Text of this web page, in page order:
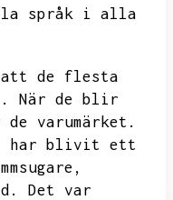
språk i alla
att de flesta
När de blir
varumärket.
har blivit ett
Det var